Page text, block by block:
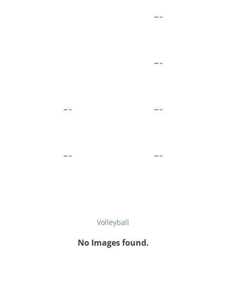
Volleyball
No Images found.